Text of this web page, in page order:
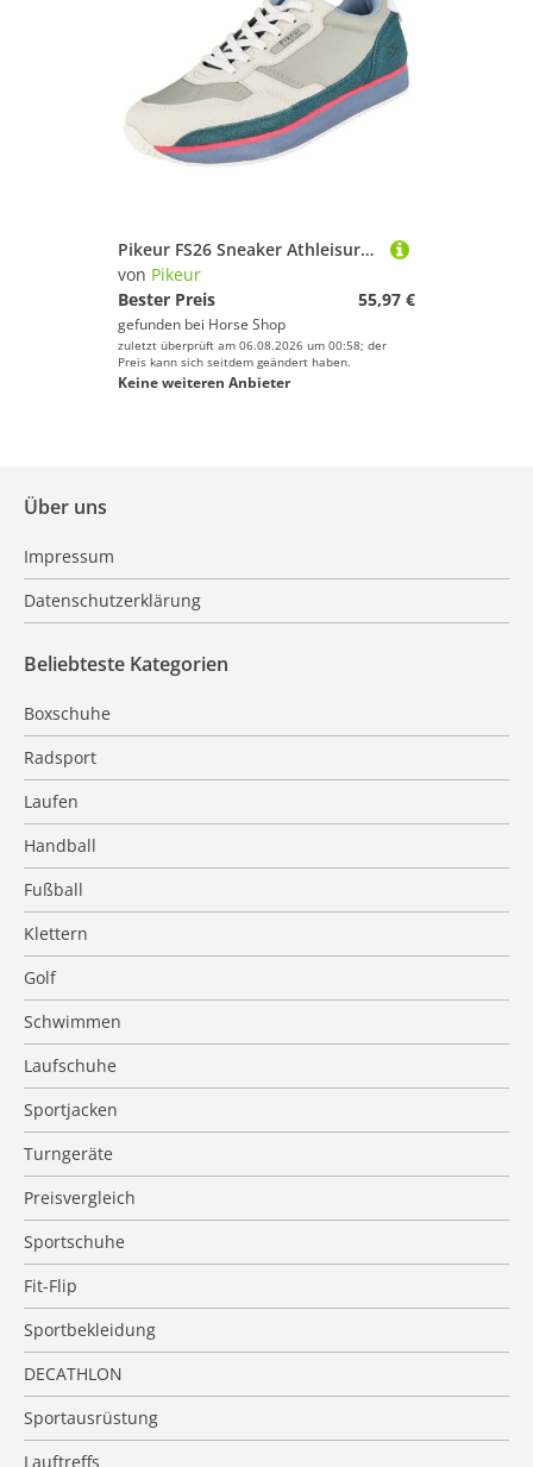
Pikeur FS26 Sneaker Athleisure Damen
von Pikeur
Bester Preis
55,97 €
gefunden bei Horse Shop
zuletzt überprüft am 06.08.2026 um 00:58; der
Preis kann sich seitdem geändert haben.
Keine weiteren Anbieter
Über uns
Impressum
Datenschutzerklärung
Beliebteste Kategorien
Boxschuhe
Radsport
Laufen
Handball
Fußball
Klettern
Golf
Schwimmen
Laufschuhe
Sportjacken
Turngeräte
Preisvergleich
Sportschuhe
Fit-Flip
Sportbekleidung
DECATHLON
Sportausrüstung
Lauftreffs